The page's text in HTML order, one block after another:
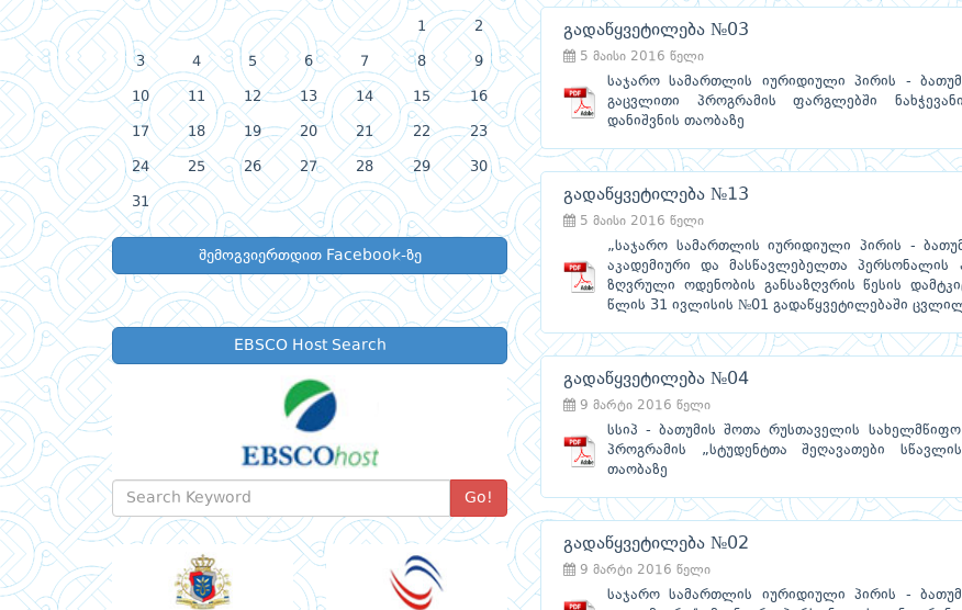
1 2
3 4 5 6 7 8 9
10 11 12 13 14 15 16
17 18 19 20 21 22 23
24 25 26 27 28 29 30
31
შემოგვიერთდით Facebook-ზე
EBSCO Host Search
Go!
გადაწყვეტილება №03
5 მაისი 2016 წელი
საჯარო სამართლის იურიდიული პირის -
გაცვლითი პროგრამის ფარგლებში
დანიშვნის თაობაზე
გადაწყვეტილება №13
5 მაისი 2016 წელი
„საჯარო სამართლის იურიდიული პირის -
აკადემიური და მასწავლებელთა პერსონალის
ზღვრული ოდენობის განსაზღვრის წესის
წლის 31 ივლისის №01 გადაწყვეტილებაში
გადაწყვეტილება №04
9 მარტი 2016 წელი
სსიპ - ბათუმის შოთა რუსთაველის
პროგრამის „სტუდენტთა შეღავათები
თაობაზე
გადაწყვეტილება №02
9 მარტი 2016 წელი
საჯარო სამართლის იურიდიული პირის -